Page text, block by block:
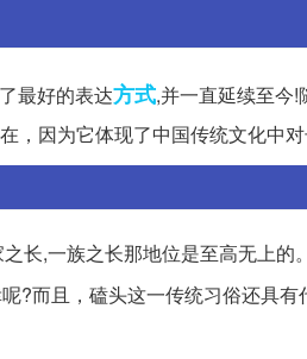
最好的表达方式,并一直延续至今
因为它体现了中国传统文化中对
长,一族之长那地位是至高无上
?而且，磕头这一传统习俗还具